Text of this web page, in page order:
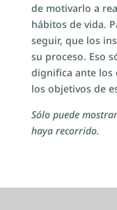
de motivarlo a
hábitos de vida.
seguir, que los
su proceso. Eso
dignifica ante los
los objetivos de
Sólo puede
haya recorrido.